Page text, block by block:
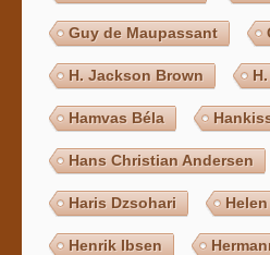
Guy de Maupassant
H. Jackson Brown
Hamvas Béla
Hans Christian Andersen
Haris Dzsohari
Henrik Ibsen